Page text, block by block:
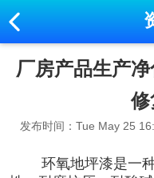
厂房产品生产
修
发布时间：Tue May 25
环氧地坪漆是一种